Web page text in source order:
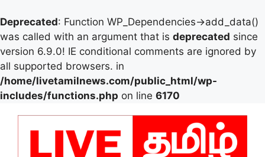
Deprecated: Function WP_Dependencies->add_data()
was called with an argument that is deprecated since
version 6.9.0! IE conditional comments are ignored by
all supported browsers. in
/home/livetamilnews.com/public_html/wp-
includes/functions.php on line 6170